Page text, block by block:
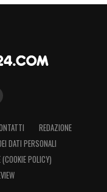
REDAZIONE
DATI PERSONALI
POLICY)